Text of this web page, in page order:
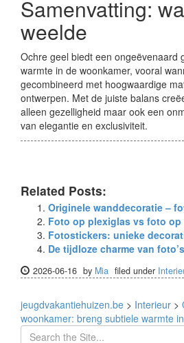
Samenvatting:
weelde
Ochre geel biedt een ongeëvenaard
warmte in de woonkamer, vooral
gecombineerd met hoogwaardige
ontwerpen. Met de juiste balans
alleen gezelligheid maar ook een
van elegantie en exclusiviteit.
Related Posts:
Originele wanddecoratie –
Foto op plexiglas vs foto
Fotostickers: unieke
De tijdloze charme van
2026-06-16 by Mia filed under
jeugdvakantiehuizen.be > Interieur >
woonkamer: breng subtiele warmte